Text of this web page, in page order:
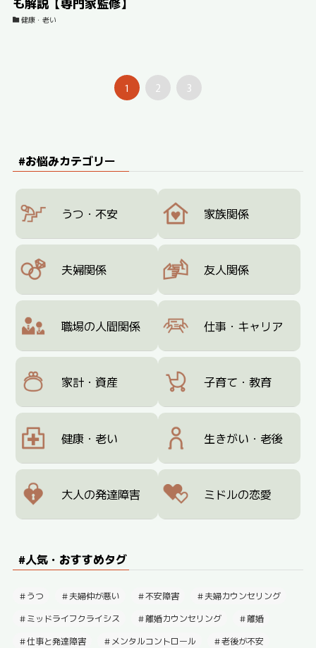
健康・老い
1 2 3
#お悩みカテゴリー
うつ・不安 家族関係
夫婦関係 友人関係
職場の人間関係 仕事・キャリア
家計・資産 子育て・教育
健康・老い 生きがい・老後
大人の発達障害 ミドルの恋愛
#人気・おすすめタグ
うつ 夫婦仲が悪い 不安障害
夫婦カウンセリング
ミッドライフクライシス
離婚カウンセリング
離婚
仕事と発達障害
メンタルコントロール
老後が不安